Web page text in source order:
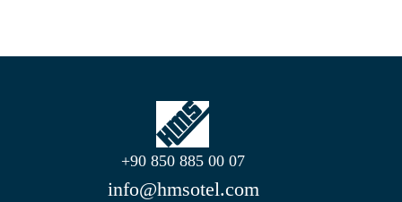
+90 850 885 00 07
info@hmsotel.com